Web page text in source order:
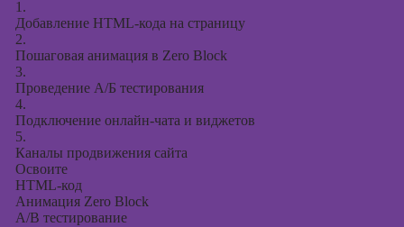
1.
Добавление HTML-кода на страницу
2.
Пошаговая анимация в Zero Block
3.
Проведение А/Б тестирования
4.
Подключение онлайн-чата и виджетов
5.
Каналы продвижения сайта
Освоите
HTML-код
Анимация Zero Block
A/B тестирование